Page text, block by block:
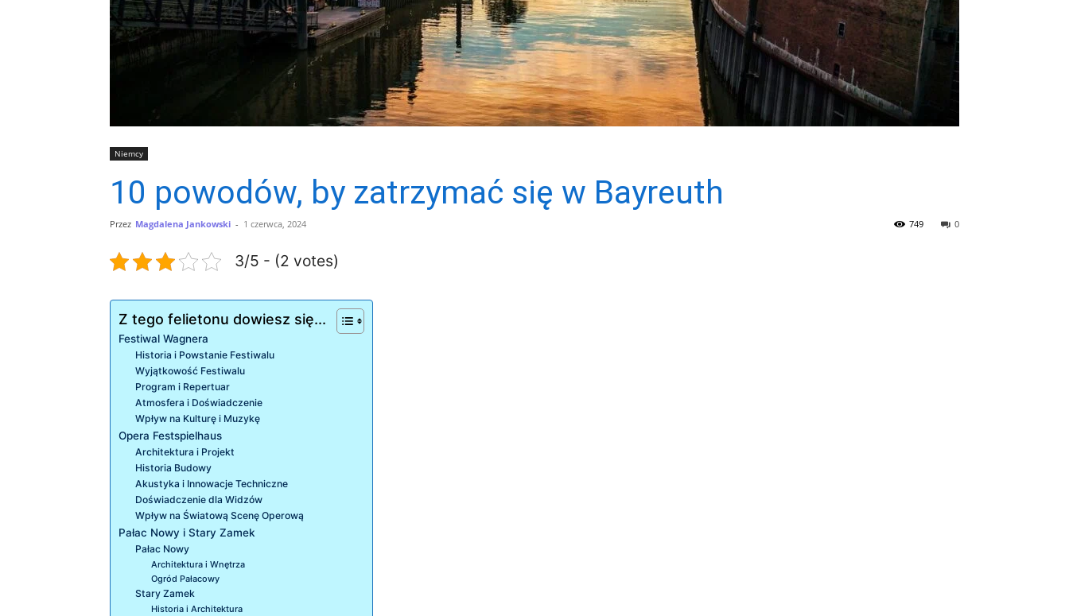
Niemcy
10 powodów, by zatrzymać się w Bayreuth
Przez Magdalena Jankowski - 1 czerwca, 2024 0
749
3/5 - (2 votes)
Z tego felietonu dowiesz się...
Festiwal Wagnera
Historia i Powstanie Festiwalu
Wyjątkowość Festiwalu
Program i Repertuar
Atmosfera i Doświadczenie
Wpływ na Kulturę i Muzykę
Opera Festspielhaus
Architektura i Projekt
Historia Budowy
Akustyka i Innowacje Techniczne
Doświadczenie dla Widzów
Wpływ na Światową Scenę Operową
Pałac Nowy i Stary Zamek
Pałac Nowy
Architektura i Wnętrza
Ogród Pałacowy
Stary Zamek
Historia i Architektura